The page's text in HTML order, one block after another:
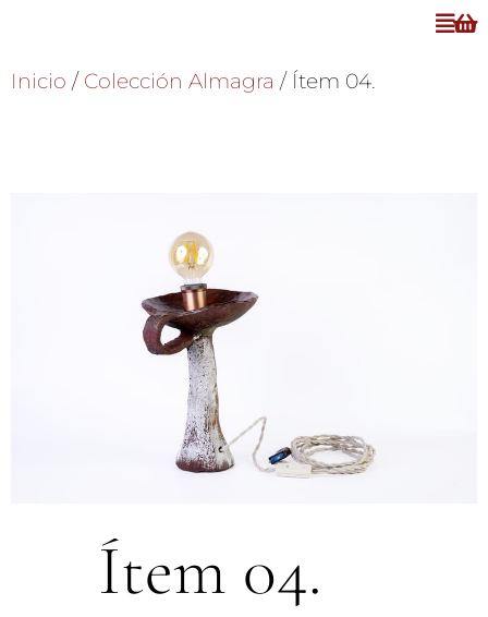
Inicio / Colección Almagra / Ítem 04.
Ítem 04.